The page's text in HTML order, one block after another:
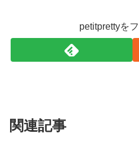
petitprettyを
関連記事